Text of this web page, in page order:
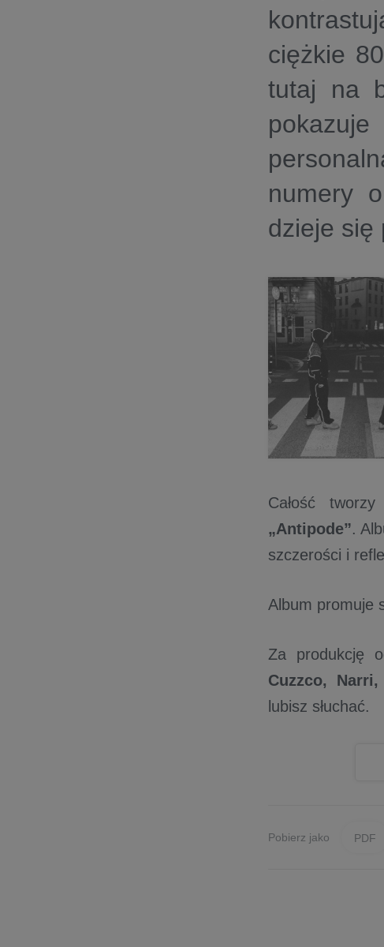
ciężkie
tutaj na
numery
dzieje się
Całość
„Antipode”.
szczerości i
Album promuje
Za produkcję
Cuzzco,
lubisz słuchać.
Pobierz jako PDF